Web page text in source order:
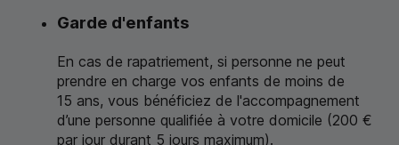
Garde d'enfants
En cas de rapatriement, si personne ne peut
prendre en charge vos enfants de moins de
15 ans, vous bénéficiez de l'accompagnement
d’une personne qualifiée à votre domicile (200 €
par jour durant 5 jours maximum).